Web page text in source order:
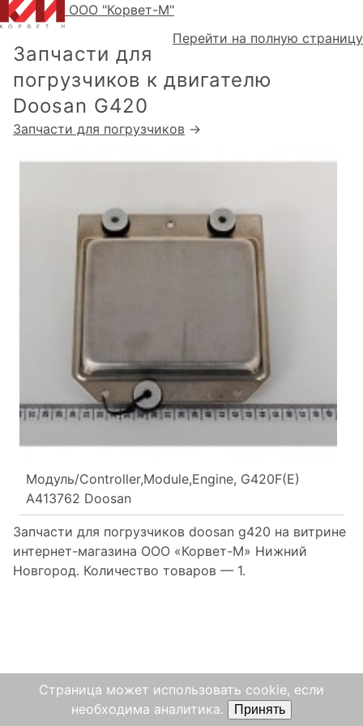
ООО "Корвет-М"
Перейти на полную страницу
Запчасти для
погрузчиков к двигателю
Doosan G420
Запчасти для погрузчиков →
Модуль/Controller,Module,Engine, G420F(E)
A413762 Doosan
Запчасти для погрузчиков doosan g420 на витрине
интернет-магазина ООО «Корвет-М» Нижний
Новгород. Количество товаров — 1.
Страница может использовать cookie, если
необходима аналитика.
Принять